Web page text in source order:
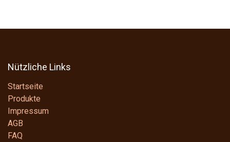
Nützliche Links
Startseite
Produkte
Impressum
AGB
FAQ